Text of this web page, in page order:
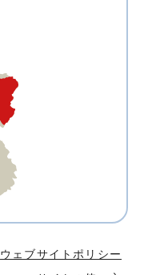
ウェブサイトポリシー